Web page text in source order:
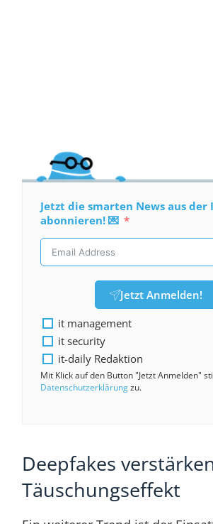
Jetzt die smarten News aus der
abonnieren! 💌
Jetzt Anmelden!
it management
it security
it-daily Redaktion
Mit Klick auf den Button "Jetzt Anmelden"
Datenschutzerklärungzu.
Deepfakes
Täuschungseffekt